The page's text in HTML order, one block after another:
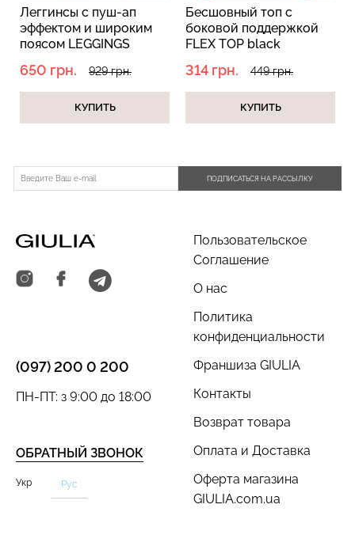
Леггинсы с пуш-ап
эффектом и широким
поясом LEGGINGS
650 грн. 929 грн.
КУПИТЬ
Бесшовный топ с
боковой поддержкой
FLEX TOP black
314 грн. 449 грн.
КУПИТЬ
ПОДПИСАТЬСЯ НА РАССЫЛКУ
Пользовательское
Соглашение
О нас
Политика
конфиденциальности
Франшиза GIULIA
Контакты
Возврат товара
Оплата и Доставка
Оферта магазина
GIULIA.com.ua
(097) 200 0 200
ОБРАТНЫЙ ЗВОНОК
ПН-ПТ: з 9:00 до 18:00
Укр Рус